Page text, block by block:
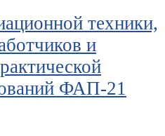
техники,
и
ФАП-21